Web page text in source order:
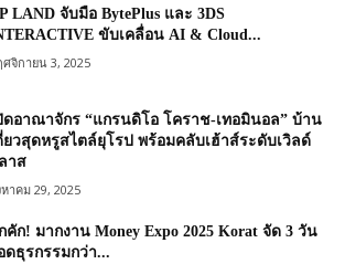
LAND จับมือ BytePlus และ 3DS
ขับเคลื่อน AI & Cloud...
จิกายน 3, 2025
ดอาณาจักร “แกรนดิโอ โคราช-เทอมินอล” บ้าน
ยวสุดหรูสไตล์ยุโรป พร้อมคลับเฮ้าส์ระดับเวิลด์
าส
าคม 29, 2025
คัก! มากงาน Money Expo 2025 Korat จัด 3 วัน
ดธุรกรรมกว่า...